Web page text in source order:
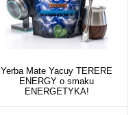
Yerba Mate Yacuy TERERE
ENERGY o smaku
ENERGETYKA!